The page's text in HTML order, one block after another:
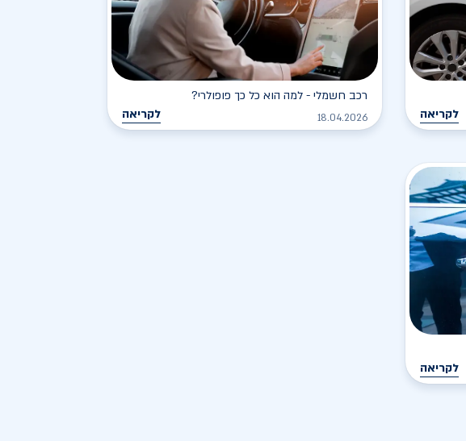
לקריאה
רכב חשמלי - למה הוא כל כך פופולרי?
18.04.2026 לקריאה
לקריאה